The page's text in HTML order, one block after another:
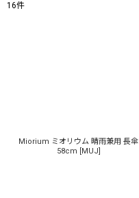
16件
Miorium ミオリウム 晴雨兼用 長傘
58cm [MUJ]